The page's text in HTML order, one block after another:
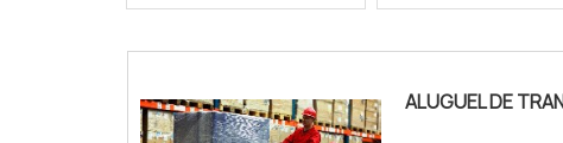
ALUGUEL DE